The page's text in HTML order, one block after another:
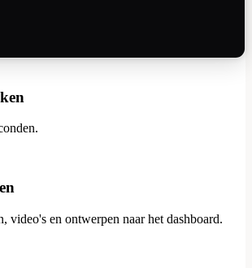
video's en ontwerpen naar het dashboard.